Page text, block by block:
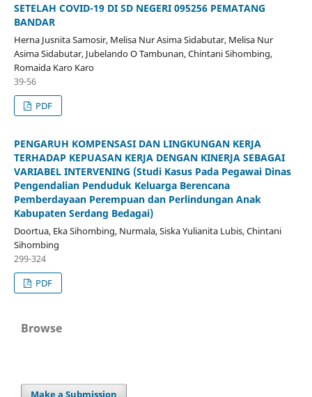
SETELAH COVID-19 DI SD NEGERI 095256 PEMATANG
BANDAR
Herna Jusnita Samosir, Melisa Nur Asima Sidabutar, Melisa Nur
Asima Sidabutar, Jubelando O Tambunan, Chintani Sihombing,
Romaida Karo Karo
39-56
PDF
PENGARUH KOMPENSASI DAN LINGKUNGAN KERJA
TERHADAP KEPUASAN KERJA DENGAN KINERJA SEBAGAI
VARIABEL INTERVENING (Studi Kasus Pada Pegawai Dinas
Pengendalian Penduduk Keluarga Berencana
Pemberdayaan Perempuan dan Perlindungan Anak
Kabupaten Serdang Bedagai)
Doortua, Eka Sihombing, Nurmala, Siska Yulianita Lubis, Chintani
Sihombing
299-324
PDF
Browse
Make a Submission